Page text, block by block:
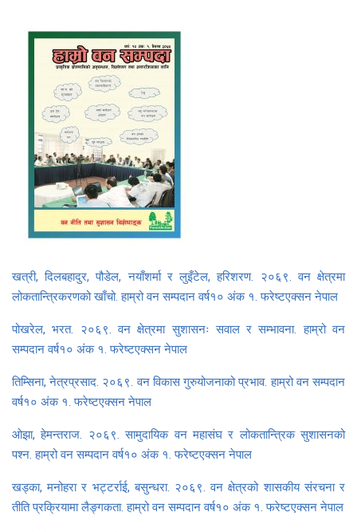
खत्री, दिलबहादुर, पौडेल, नयाँशर्मा र लुइँटेल, हरिशरण. २०६९. वन क्षेत्रमा
लोकतान्त्रिकरणको खाँचो. हाम्रो वन सम्पदान वर्ष१० अंक १. फरेष्टएक्सन नेपाल
पोखरेल, भरत. २०६९. वन क्षेत्रमा सुशासनः सवाल र सम्भावना. हाम्रो वन
सम्पदान वर्ष१० अंक १. फरेष्टएक्सन नेपाल
तिम्सिना, नेत्रप्रसाद. २०६९. वन विकास गुरुयोजनाको प्रभाव. हाम्रो वन सम्पदान
वर्ष१० अंक १. फरेष्टएक्सन नेपाल
ओझा, हेमन्तराज. २०६९. सामुदायिक वन महासंघ र लोकतान्त्रिक सुशासनको
पश्न. हाम्रो वन सम्पदान वर्ष१० अंक १. फरेष्टएक्सन नेपाल
खड्का, मनोहरा र भट्टर्राई, बसुन्धरा. २०६९. वन क्षेत्रको शासकीय संरचना र
तीति प्रक्रियामा लैङ्गकता. हाम्रो वन सम्पदान वर्ष१० अंक १. फरेष्टएक्सन नेपाल